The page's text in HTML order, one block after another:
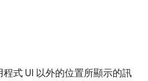
式 UI 以外的位置所顯示的訊